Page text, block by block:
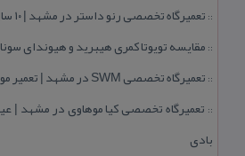
:: تعمیرگاه تخصصی رنو داستر در مشهد | ۱۰ سال تجربه و امداد خودرو
:: مقایسه تویوتا كمری هیبرید و هیوندای
:: تعمیرگاه تخصصی SWM در مشهد | تعمیر موتور، گیربكس و عیب‌یابی برق
:: تعمیرگاه تخصصی كیا موهاوی در مشهد |
بادی